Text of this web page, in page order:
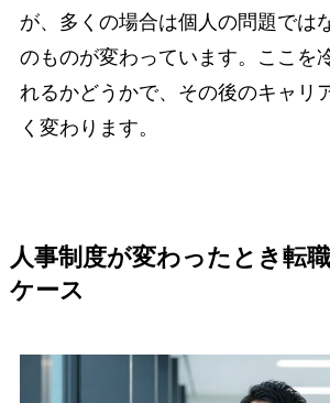
が、多くの場合は個人の問題では
のものが変わっています。ここを
れるかどうかで、その後のキャリ
く変わります。
人事制度が変わったとき転
ケース